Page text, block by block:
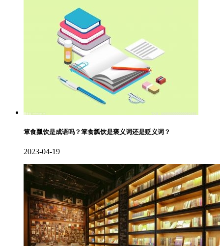
箪食瓢饮是成语吗？箪食瓢饮是褒义词还是贬义词？
2023-04-19